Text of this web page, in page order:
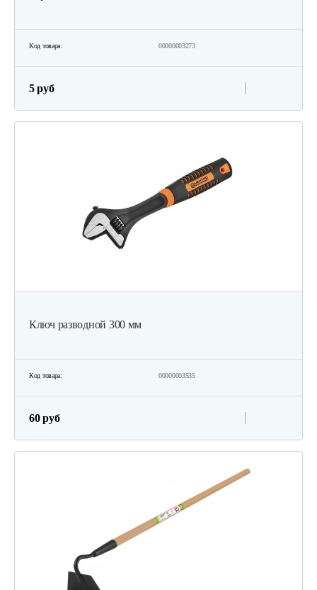
Код товара: 00000003273
5 руб
Ключ разводной 300 мм
Код товара: 00000003535
60 руб